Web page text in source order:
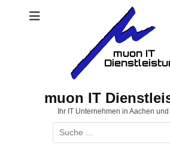
muon IT
Ihr IT Unternehmen in Aachen
Suchen
nach: